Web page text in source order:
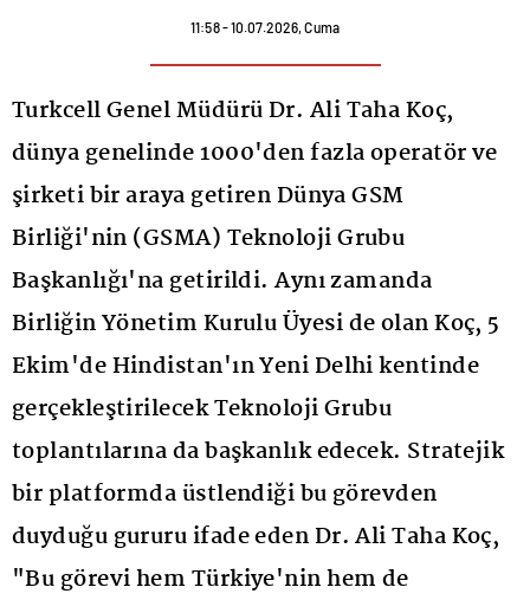
11:58 - 10.07.2026, Cuma
Turkcell Genel Müdürü Dr. Ali Taha Koç,
dünya genelinde 1000'den fazla operatör ve
şirketi bir araya getiren Dünya GSM
Birliği'nin (GSMA) Teknoloji Grubu
Başkanlığı'na getirildi. Aynı zamanda
Birliğin Yönetim Kurulu Üyesi de olan Koç, 5
Ekim'de Hindistan'ın Yeni Delhi kentinde
gerçekleştirilecek Teknoloji Grubu
toplantılarına da başkanlık edecek. Stratejik
bir platformda üstlendiği bu görevden
duyduğu gururu ifade eden Dr. Ali Taha Koç,
"Bu görevi hem Türkiye'nin hem de